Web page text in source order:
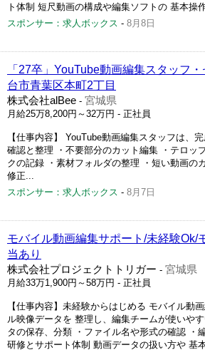
ト体制 短尺動画の構成や編集ソフトの 基本操
スポンサー：求人ボックス - 8月8日
「27卒」YouTube動画編集スタッフ
台市青葉区本町2丁目
株式会社alBee - 宮城県
月給25万8,200円～32万円 - 正社員
【仕事内容】 YouTube動画編集スタッフは、
確認と整理 ・不要部分のカット編集 ・テロッ
クの記録 ・素材フォルダの整理 ・短い動画の
修正...
スポンサー：求人ボックス - 8月7日
モバイル動画編集サポート/未経験
当あり
株式会社プロジェクトトリガー - 宮城県
月給33万1,900円～58万円 - 正社員
【仕事内容】未経験からはじめる モバイル動
ル映像データを 整理し、編集チームが使いや
タの保存、分類 ・ファイル名や形式の確認 ・
研修とサポート体制 動画データの扱い方や 基